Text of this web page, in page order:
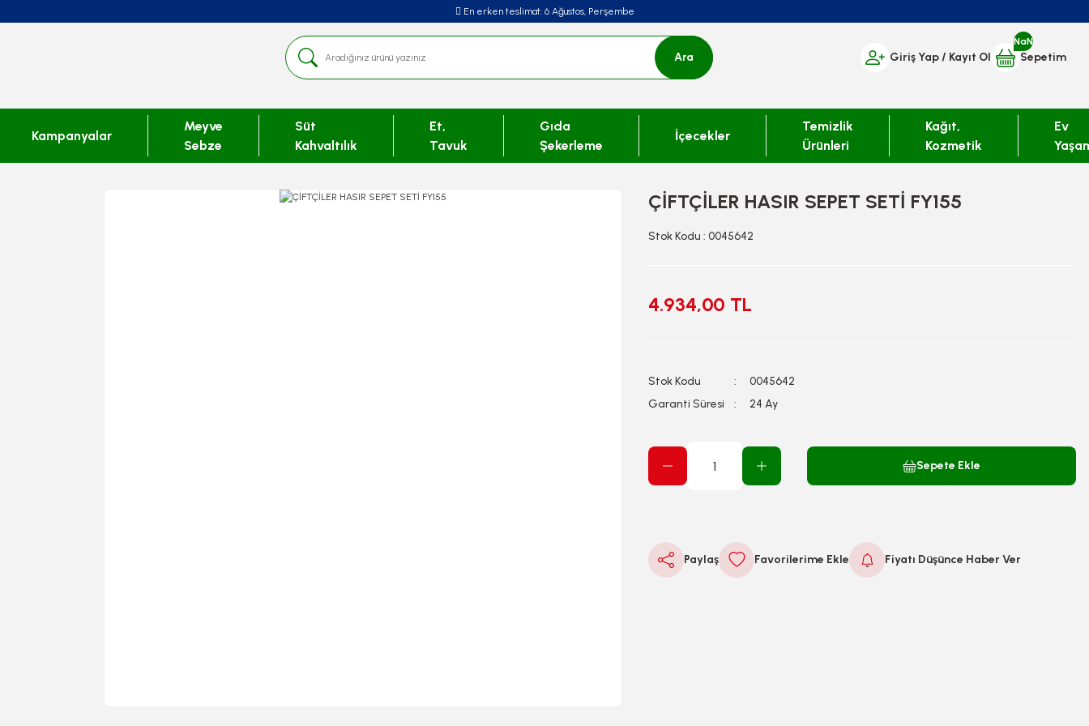
En erken teslimat: 6 Ağustos, Perşembe
Ara Giriş Yap/ Kayıt Ol
NaN
Sepetim
Kampanyalar
Meyve
Sebze
Süt
Kahvaltılık
Et,
Tavuk
Gıda
Şekerleme
İçecekler
Temizlik
Ürünleri
Kağıt,
Kozmetik
Ev
ÇİFTÇİLER HASIR SEPET SETİ FY155
Stok Kodu : 0045642
4.934,00 TL
Stok Kodu
0045642
Garanti Süresi
24 Ay
Sepete Ekle
Paylaş Fiyatı Düşünce Haber Ver